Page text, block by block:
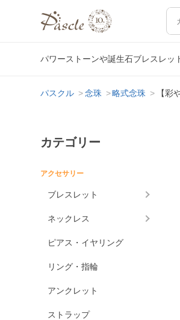
パワーストーンや誕生石ブレスレッ
パスクル 念珠 略式念珠 【彩
カテゴリー
アクセサリー
ブレスレット
ネックレス
ピアス・イヤリング
リング・指輪
アンクレット
ストラップ